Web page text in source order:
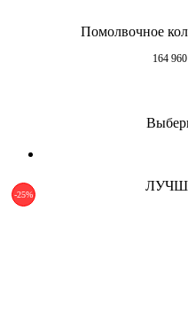
Помолвочное
164 960
-25%